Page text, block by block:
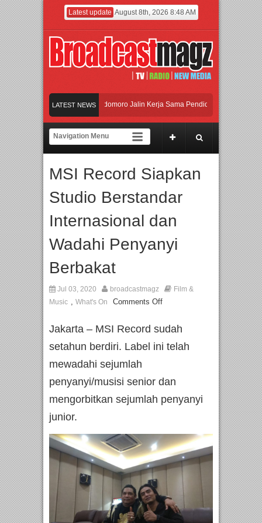
Latest update August 8th, 2026 8:48 AM
LATEST NEWS
Universitas Agung Podomoro Jalin Kerja Sama Pendidikan dan Riset untuk
Jakarta dengan Ribuan Mainan dan Produk Bayi dari Seluruh Dunia,
Universitas Agung Podomoro Jalin Kerja Sama Pendidikan dan Riset untuk
MSI Record Siapkan
Studio Berstandar
Internasional dan
Wadahi Penyanyi
Berbakat
Jul 03, 2020 broadcastmagz
Film &
Music , What's On Comments Off
Jakarta – MSI Record sudah
setahun berdiri. Label ini telah
mewadahi sejumlah
penyanyi/musisi senior dan
mengorbitkan sejumlah penyanyi
junior.